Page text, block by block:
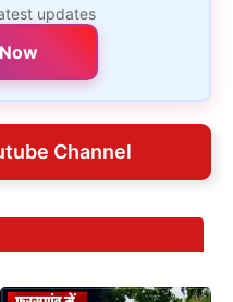
updates
Channel